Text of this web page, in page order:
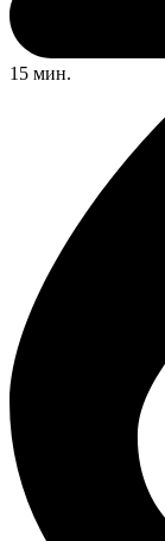
15 мин.